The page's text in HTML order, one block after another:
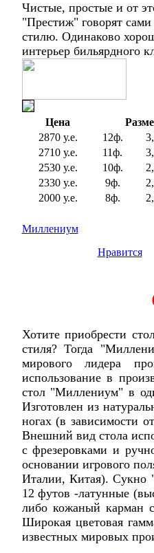
Чистые, простые и от
"Престиж" говорят
стилю. Одинаково
интерьер бильярдного
Цена
2870 у.е.
12ф.
2710 у.е.
11ф.
2530 у.е.
10ф.
2330 у.е.
9ф.
2000 у.е.
8ф.
Миллениум
Нравится
Хотите приобрести
стиля? Тогда
мирового лидера
использование в
стол "Миллениум" в
Изготовлен из
ногах (в зависимости
Внешний вид стола
с фрезеровками и
основании игрового
Италии, Китая). Сукно
12 футов -латунные
либо кожаный карман
Широкая цветовая
известных мировых